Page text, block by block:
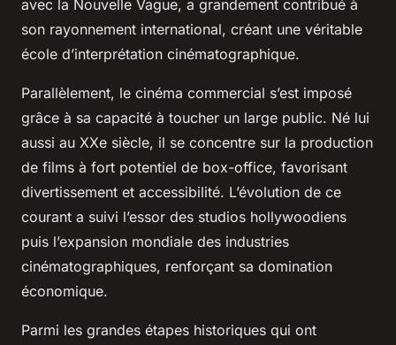
avec la Nouvelle Vague, a grandement contribué à
son rayonnement international, créant une véritable
école d’interprétation cinématographique.
Parallèlement, le cinéma commercial s’est imposé
grâce à sa capacité à toucher un large public. Né lui
aussi au XXe siècle, il se concentre sur la production
de films à fort potentiel de box-office, favorisant
divertissement et accessibilité. L’évolution de ce
courant a suivi l’essor des studios hollywoodiens
puis l’expansion mondiale des industries
cinématographiques, renforçant sa domination
économique.
Parmi les grandes étapes historiques qui ont